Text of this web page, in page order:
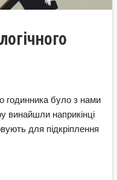
годинника було з нами
наприкінці
для підкріплення